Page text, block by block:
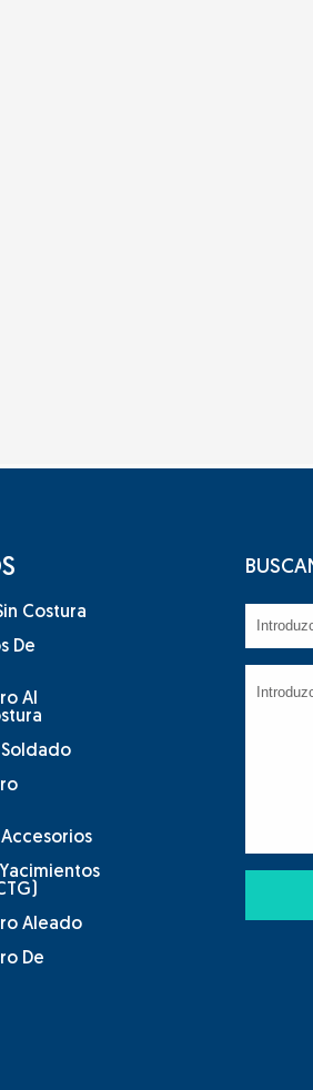
Costura
De
Al
Soldado
Accesorios
Yacimientos
Aleado
De